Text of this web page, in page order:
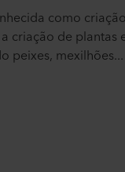
como
criação de plantas
peixes, mexilhões...